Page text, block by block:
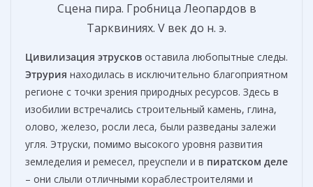
Сцена пира. Гробница Леопардов в
Тарквиниях. V век до н. э.
Цивилизация этрусков оставила любопытные следы.
Этрурия находилась в исключительно благоприятном
регионе с точки зрения природных ресурсов. Здесь в
изобилии встречались строительный камень, глина,
олово, железо, росли леса, были разведаны залежи
угля. Этруски, помимо высокого уровня развития
земледелия и ремесел, преуспели и в пиратском деле
– они слыли отличными кораблестроителями и